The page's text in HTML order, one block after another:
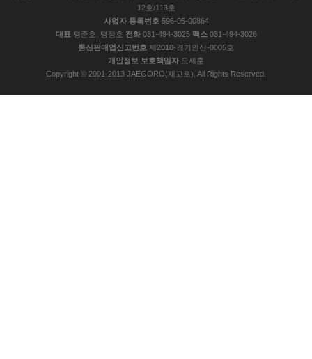
12호/113호
사업자 등록번호 596-05-00864
대표 명준호, 명정호 전화031-494-3025 팩스031-494-3026
통신판매업신고번호 제2018-경기안산-0005호
개인정보 보호책임자 오세훈
Copyright © 2001-2013 JAEGORO(재고로). All Rights Reserved.